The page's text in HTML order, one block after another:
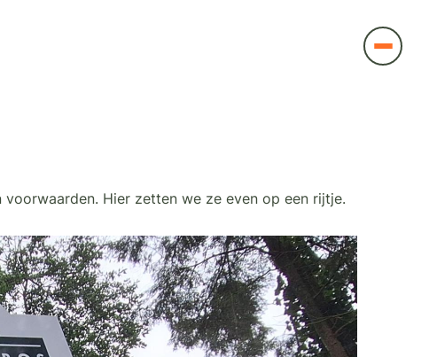
Hier zetten we ze even op een rijtje.